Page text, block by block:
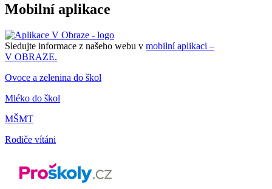
Mobilní aplikace
Sledujte informace z našeho webu v mobilní aplikaci –
V OBRAZE.
Ovoce a zelenina do škol
Mléko do škol
MŠMT
Rodiče vítáni